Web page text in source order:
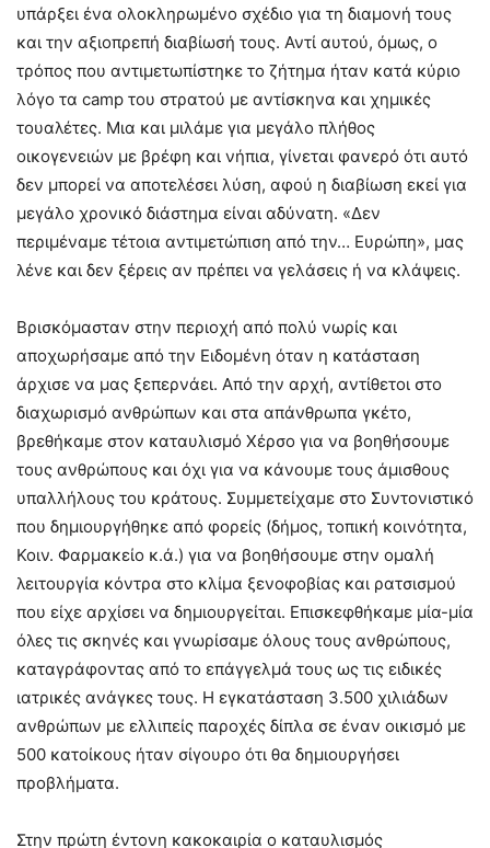
υπάρξει ένα ολοκληρωμένο σχέδιο για τη διαμονή τους
και την αξιοπρεπή διαβίωσή τους. Αντί αυτού, όμως, ο
τρόπος που αντιμετωπίστηκε το ζήτημα ήταν κατά κύριο
λόγο τα camp του στρατού με αντίσκηνα και χημικές
τουαλέτες. Μια και μιλάμε για μεγάλο πλήθος
οικογενειών με βρέφη και νήπια, γίνεται φανερό ότι αυτό
δεν μπορεί να αποτελέσει λύση, αφού η διαβίωση εκεί για
μεγάλο χρονικό διάστημα είναι αδύνατη. «Δεν
περιμέναμε τέτοια αντιμετώπιση από την… Ευρώπη», μας
λένε και δεν ξέρεις αν πρέπει να γελάσεις ή να κλάψεις.
Βρισκόμασταν στην περιοχή από πολύ νωρίς και
αποχωρήσαμε από την Ειδομένη όταν η κατάσταση
άρχισε να μας ξεπερνάει. Από την αρχή, αντίθετοι στο
διαχωρισμό ανθρώπων και στα απάνθρωπα γκέτο,
βρεθήκαμε στον καταυλισμό Χέρσο για να βοηθήσουμε
τους ανθρώπους και όχι για να κάνουμε τους άμισθους
υπαλλήλους του κράτους. Συμμετείχαμε στο Συντονιστικό
που δημιουργήθηκε από φορείς (δήμος, τοπική κοινότητα,
Κοιν. Φαρμακείο κ.ά.) για να βοηθήσουμε στην ομαλή
λειτουργία κόντρα στο κλίμα ξενοφοβίας και ρατσισμού
που είχε αρχίσει να δημιουργείται. Επισκεφθήκαμε μία-μία
όλες τις σκηνές και γνωρίσαμε όλους τους ανθρώπους,
καταγράφοντας από το επάγγελμά τους ως τις ειδικές
ιατρικές ανάγκες τους. Η εγκατάσταση 3.500 χιλιάδων
ανθρώπων με ελλιπείς παροχές δίπλα σε έναν οικισμό με
500 κατοίκους ήταν σίγουρο ότι θα δημιουργήσει
προβλήματα.
Στην πρώτη έντονη κακοκαιρία ο καταυλισμός